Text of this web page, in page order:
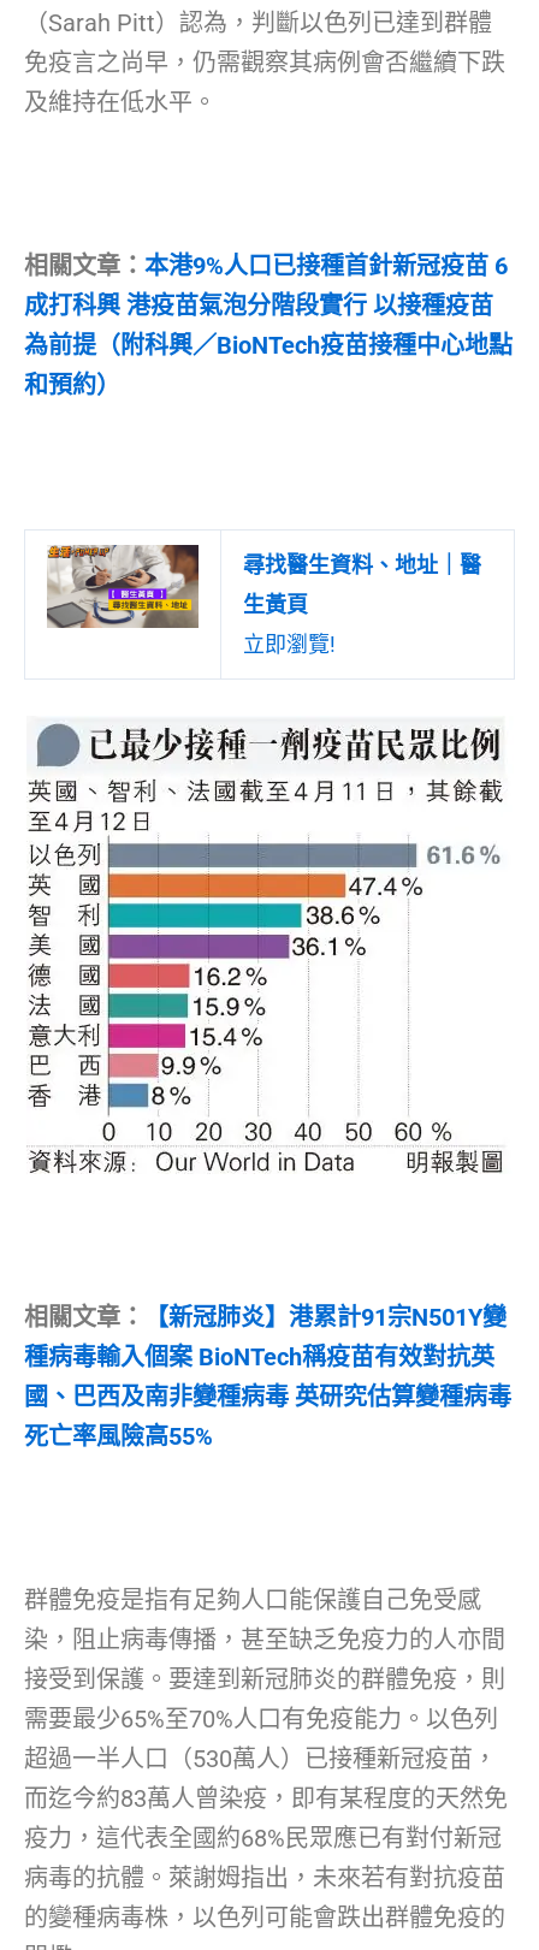
（Sarah Pitt）認為，判斷以色列已達到群體
免疫言之尚早，仍需觀察其病例會否繼續下跌
及維持在低水平。
相關文章： 本港9%人口已接種首針新冠疫苗 6
成打科興 港疫苗氣泡分階段實行 以接種疫苗
為前提（附科興／BioNTech疫苗接種中心地點
和預約）
尋找醫生資料、地址｜醫
生黃頁
立即瀏覽!
相關文章：
【新冠肺炎】港累計91宗N501Y變
種病毒輸入個案 BioNTech稱疫苗有效對抗英
國、巴西及南非變種病毒 英研究估算變種病毒
死亡率風險高55%
群體免疫是指有足夠人口能保護自己免受感
染，阻止病毒傳播，甚至缺乏免疫力的人亦間
接受到保護。要達到新冠肺炎的群體免疫，則
需要最少65%至70%人口有免疫能力。以色列
超過一半人口（530萬人）已接種新冠疫苗，
而迄今約83萬人曾染疫，即有某程度的天然免
疫力，這代表全國約68%民眾應已有對付新冠
病毒的抗體。萊謝姆指出，未來若有對抗疫苗
的變種病毒株，以色列可能會跌出群體免疫的